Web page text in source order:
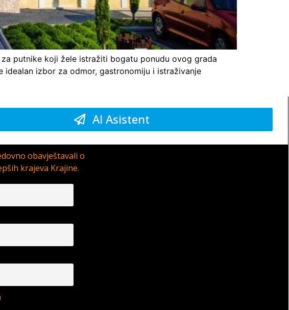
putnike koji žele istražiti bogatu ponudu ovog grada
izbor za odmor, gastronomiju i istraživanje
AI Asistent
obavještavali o
krajeva Krajine.